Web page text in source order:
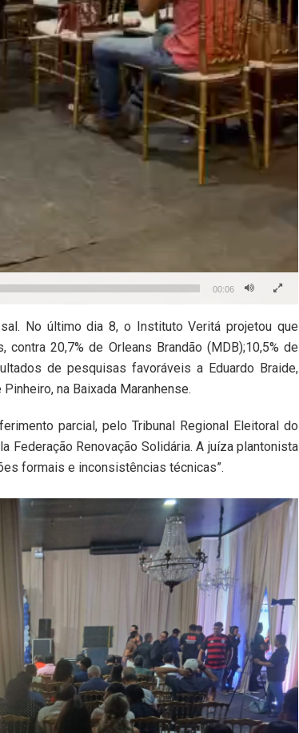
00:06
No último dia 8, o Instituto Veritá projetou que
20,7% de Orleans Brandão (MDB);10,5% de
de pesquisas favoráveis a Eduardo Braide,
na Baixada Maranhense.
parcial, pelo Tribunal Regional Eleitoral do
Federação Renovação Solidária. A juíza plantonista
formais e inconsistências técnicas”.